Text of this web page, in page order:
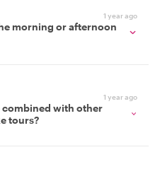
1 year ago
morning or afternoon
1 year ago
combined with other
tours?